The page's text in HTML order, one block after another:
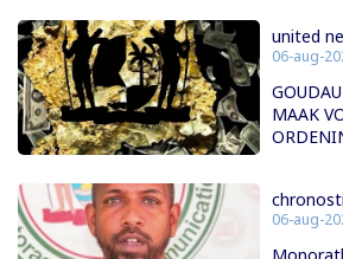
united
06-aug-
MAAK
06-aug-